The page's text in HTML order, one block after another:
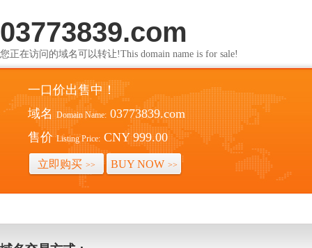
03773839.com
您正在访问的域名可以转让!This domain name is for sale!
一口价出售中！
域名 Domain Name: 03773839.com
售价 Listing Price: CNY 999.00
立即购买 >> BUY NOW >>